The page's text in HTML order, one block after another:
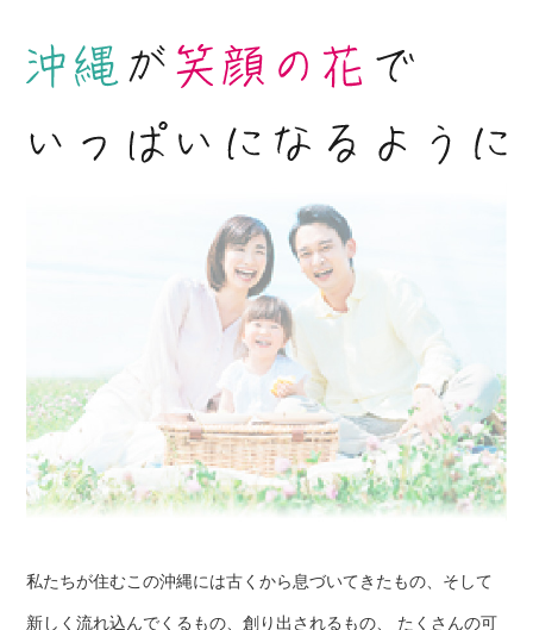
私たちが住むこの沖縄には古くから息づいてきたもの、そして
新しく流れ込んでくるもの、創り出されるもの、 たくさんの可